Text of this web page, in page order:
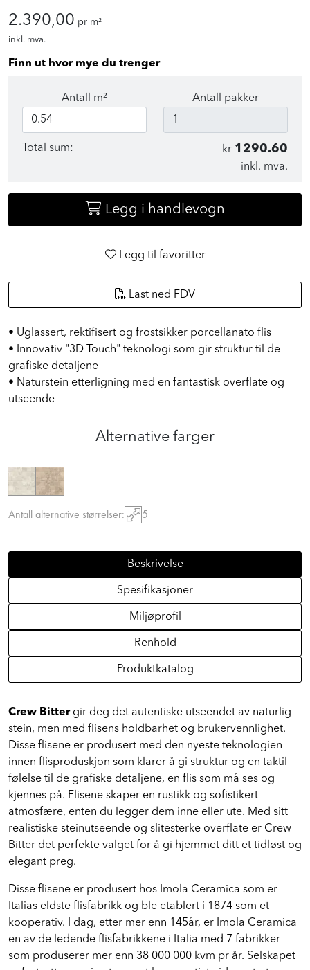
2.390,00 pr m²
inkl. mva.
Finn ut hvor mye du trenger
Antall m² Antall pakker
Total sum: kr 1290.60
inkl. mva.
Legg i handlevogn
Legg til favoritter
Last ned FDV
• Uglassert, rektifisert og frostsikker porcellanato flis
• Innovativ "3D Touch" teknologi som gir struktur til de
grafiske detaljene
• Naturstein etterligning med en fantastisk overflate og
utseende
Alternative farger
Antall alternative størrelser: 5
Beskrivelse
Spesifikasjoner
Miljøprofil
Renhold
Produktkatalog
Crew Bittergir deg det autentiske utseendet av naturlig
stein, men med flisens holdbarhet og brukervennlighet.
Disse flisene er produsert med den nyeste teknologien
innen flisproduskjon som klarer å gi struktur og en taktil
følelse til de grafiske detaljene, en flis som må ses og
kjennes på. Flisene skaper en rustikk og sofistikert
atmosfære, enten du legger dem inne eller ute. Med sitt
realistiske steinutseende og slitesterke overflate er Crew
Bitter det perfekte valget for å gi hjemmet ditt et tidløst og
elegant preg.
Disse flisene er produsert hos Imola Ceramica som er
Italias eldste flisfabrikk og ble etablert i 1874 som et
kooperativ. I dag, etter mer enn 145år, er Imola Ceramica
en av de ledende flisfabrikkene i Italia med 7 fabrikker
som produserer mer enn 38 000 000 kvm pr år. Selskapet